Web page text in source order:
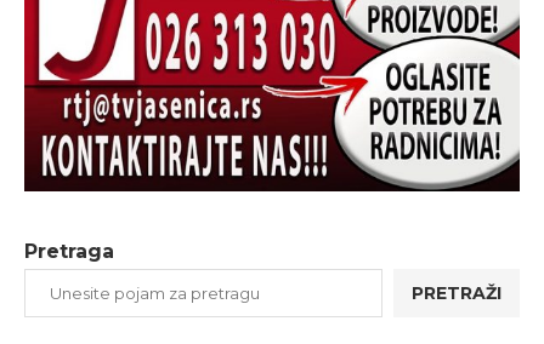
Pretraga
PRETRAŽI